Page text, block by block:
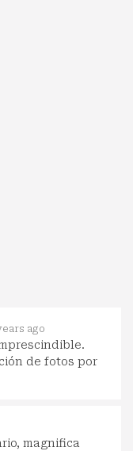
ago
de fotos por
magnifica